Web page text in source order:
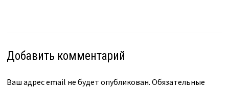
Добавить комментарий
Ваш адрес email не будет опубликован. Обязательные